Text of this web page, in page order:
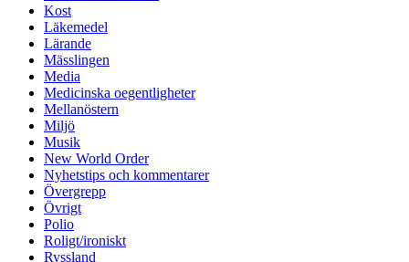
Kost
Läkemedel
Lärande
Mässlingen
Media
Medicinska oegentligheter
Mellanöstern
Miljö
Musik
New World Order
Nyhetstips och kommentarer
Övergrepp
Övrigt
Polio
Roligt/ironiskt
Ryssland